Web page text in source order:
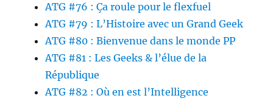
ATG #76 : Ça roule pour le flexfuel
ATG #79 : L’Histoire avec un Grand Geek
ATG #80 : Bienvenue dans le monde PP
ATG #81 : Les Geeks & l’élue de la
République
ATG #82 : Où en est l’Intelligence